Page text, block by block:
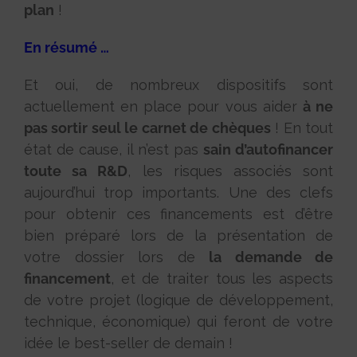
plan !
En résumé …
Et oui, de nombreux dispositifs sont
actuellement en place pour vous aider à ne
pas sortir seul le carnet de chèques ! En tout
état de cause, il n’est pas sain d’autofinancer
toute sa R&D, les risques associés sont
aujourd’hui trop importants. Une des clefs
pour obtenir ces financements est d’être
bien préparé lors de la présentation de
votre dossier lors de la demande de
financement, et de traiter tous les aspects
de votre projet (logique de développement,
technique, économique) qui feront de votre
idée le best-seller de demain !